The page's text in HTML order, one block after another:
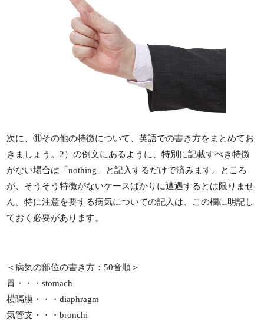
次に、⑪その他の特徴について、英語での書き方をまとめてお
きましょう。2）の例文にあるように、特別に記載すべき特徴
がない場合は「nothing」と記入するだけで済みます。ところ
が、そうそう特徴がないケースばかりに遭遇するとは限りませ
ん。特に注意を要する病気についての記入は、この欄に明記し
ておく必要があります。
＜病気の部位の書き方：50音順＞
胃・・・stomach
横隔膜・・・diaphragm
気管支・・・bronchi